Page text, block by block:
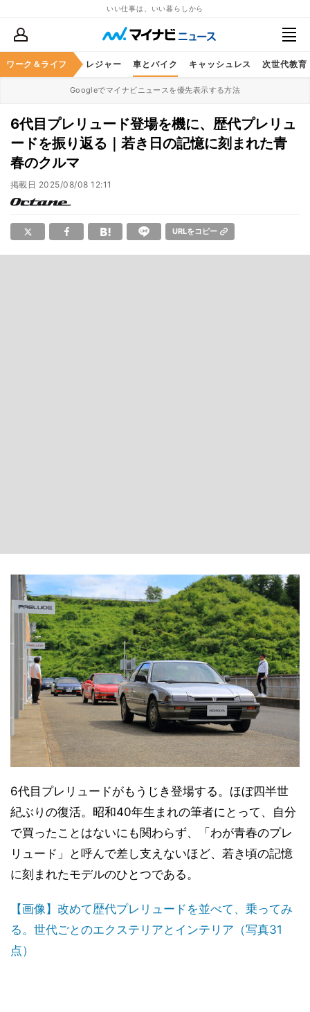
いい仕事は、いい暮らしから
ワーク＆ライフ
スケア グルメ レジャー 車とバイク キャッシュレス 次世代教育
Googleでマイナビニュースを優先表示する方法
6代目プレリュード登場を機に、歴代プレリュ
ードを振り返る｜若き日の記憶に刻まれた青
春のクルマ
掲載日 2025/08/08 12:11
URLをコピー
6代目プレリュードがもうじき登場する。ほぼ四半世
紀ぶりの復活。昭和40年生まれの筆者にとって、自分
で買ったことはないにも関わらず、「わが青春のプレ
リュード」と呼んで差し支えないほど、若き頃の記憶
に刻まれたモデルのひとつである。
【画像】改めて歴代プレリュードを並べて、乗ってみ
る。世代ごとのエクステリアとインテリア（写真31
点）